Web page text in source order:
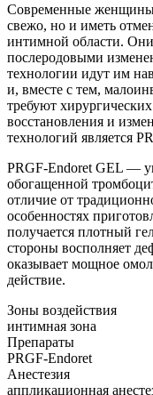
Современные женщины
свежо, но и иметь
интимной области.
послеродовыми
технологии идут им
и, вместе с тем,
требуют
восстановления и
технологий является
PRGF-Endoret GEL —
обогащенной
отличие от
особенностях
получается плотный
стороны восполняет
оказывает мощное
действие.
Зоны воздействия
интимная зона
Препараты
PRGF-Endoret
Анестезия
аппликационная